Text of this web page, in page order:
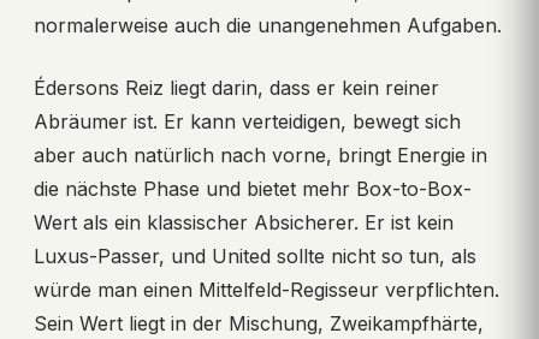
normalerweise auch die unangenehmen Aufgaben.
Édersons Reiz liegt darin, dass er kein reiner
Abräumer ist. Er kann verteidigen, bewegt sich
aber auch natürlich nach vorne, bringt Energie in
die nächste Phase und bietet mehr Box-to-Box-
Wert als ein klassischer Absicherer. Er ist kein
Luxus-Passer, und United sollte nicht so tun, als
würde man einen Mittelfeld-Regisseur verpflichten.
Sein Wert liegt in der Mischung, Zweikampfhärte,